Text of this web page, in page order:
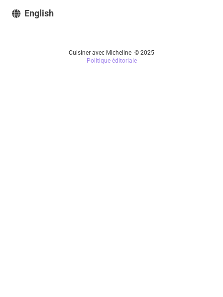
English
Cuisiner avec Micheline © 2025
Politique éditoriale